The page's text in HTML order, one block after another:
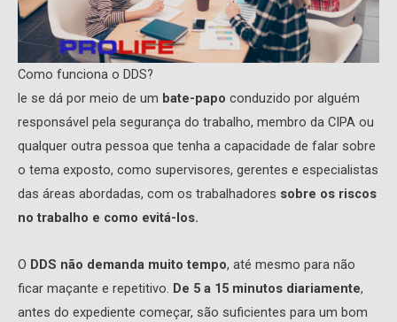
Como funciona o DDS?
le se dá por meio de um bate-papo conduzido por alguém
responsável pela segurança do trabalho, membro da CIPA ou
qualquer outra pessoa que tenha a capacidade de falar sobre
o tema exposto, como supervisores, gerentes e especialistas
das áreas abordadas, com os trabalhadores sobre os riscos
no trabalho e como evitá-los.
O DDS não demanda muito tempo, até mesmo para não
ficar maçante e repetitivo. De 5 a 15 minutos diariamente,
antes do expediente começar, são suficientes para um bom